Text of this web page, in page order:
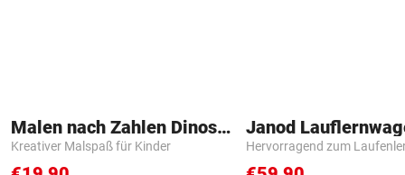
Malen nach Zahlen Dinosaurier
Kreativer Malspaß für Kinder
Janod
Hervorragend zum